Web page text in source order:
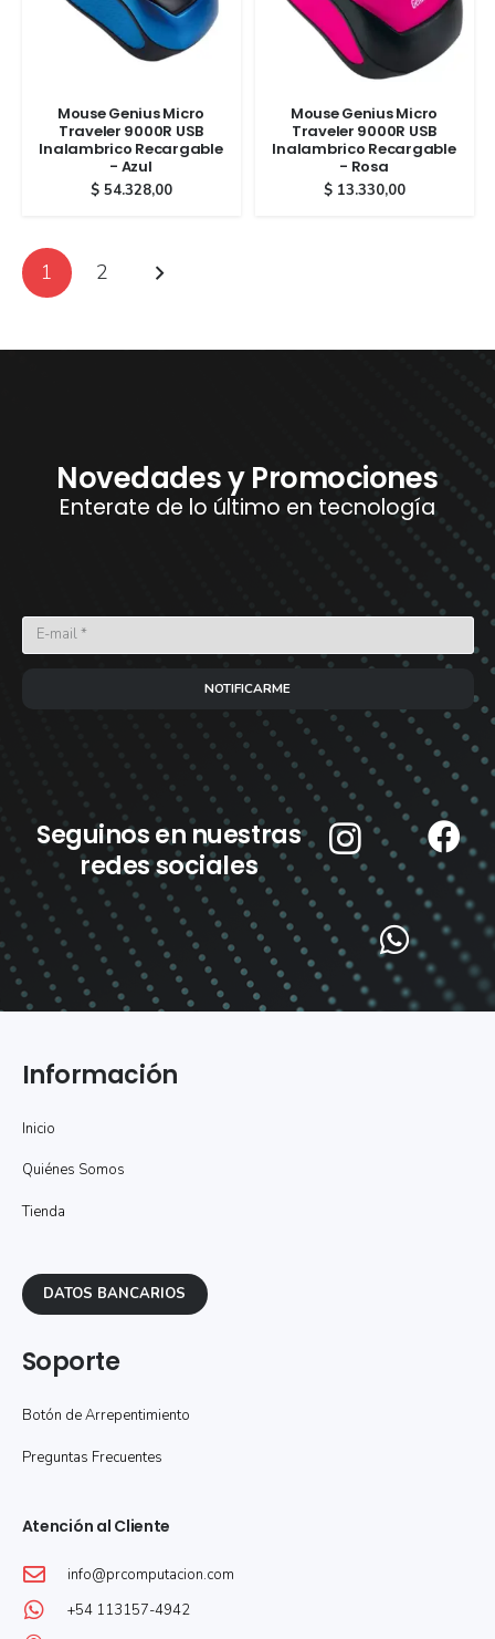
Mouse Genius Micro
Traveler 9000R USB
Inalambrico Recargable
- Azul
$54.328,00
Mouse Genius Micro
Traveler 9000R USB
Inalambrico Recargable
- Rosa
$13.330,00
1 2
Novedades y Promociones
Enterate de lo último en tecnología
NOTIFICARME
Seguinos en nuestras
redes sociales
Información
Inicio
Quiénes Somos
Tienda
DATOS BANCARIOS
Soporte
Botón de Arrepentimiento
Preguntas Frecuentes
Atención al Cliente
info@prcomputacion.com
+54 113157-4942